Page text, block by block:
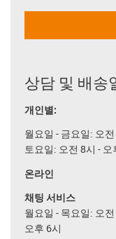
상담 및 배송
개인별:
월요일 - 금요일: 오
토요일: 오전 8시 - 오
온라인
채팅 서비스
월요일 - 목요일: 오
오후 6시